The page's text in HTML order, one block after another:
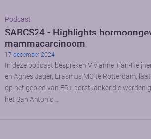
Podcast
SABCS24 - Highlights
mammacarcinoom
17 december 2024
In deze podcast bespreken Vivianne Tjan-
en Agnes Jager, Erasmus MC te Rotterdam,
op het gebied van ER+ borstkanker die werden
het San Antonio …